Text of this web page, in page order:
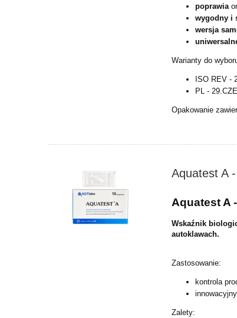
poprawia
wygodny i
wersja
Warianty do
ISO REV -
PL -
Opakowanie
Aquatest A
Aquatest A
Wskaźnik
autoklawach.
Zastosowanie:
kontrola
Zalety: